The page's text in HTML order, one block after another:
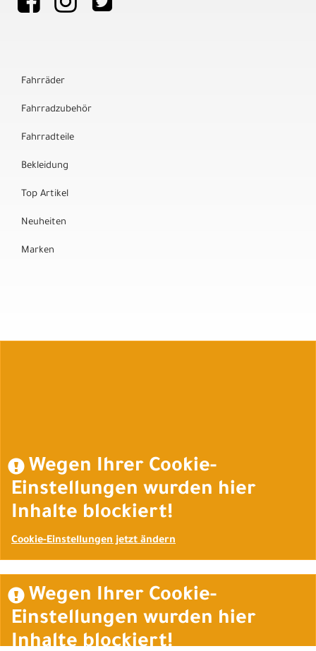
Fahrräder
Fahrradzubehör
Fahrradteile
Bekleidung
Top Artikel
Neuheiten
Marken
Wegen Ihrer Cookie-
Einstellungen wurden hier
Inhalte blockiert!
Cookie-Einstellungen jetzt ändern
Wegen Ihrer Cookie-
Einstellungen wurden hier
Inhalte blockiert!